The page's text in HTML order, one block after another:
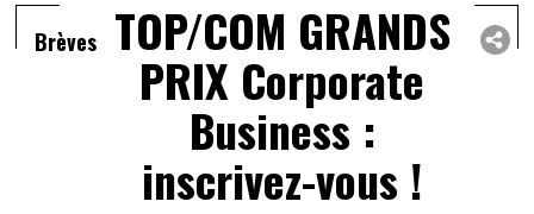
Brèves TOP/COM GRANDS
PRIX Corporate
Business :
inscrivez-vous !